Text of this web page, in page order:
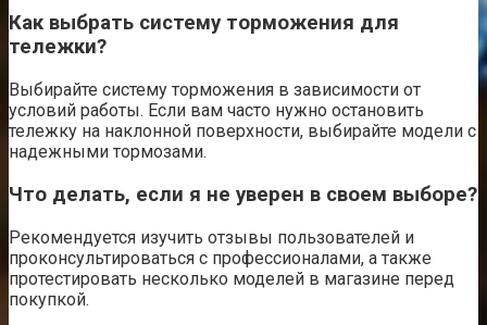
Как выбрать систему торможения для
тележки?
Выбирайте систему торможения в зависимости от
условий работы. Если вам часто нужно остановить
тележку на наклонной поверхности, выбирайте модели с
надежными тормозами.
Что делать, если я не уверен в своем выборе?
Рекомендуется изучить отзывы пользователей и
проконсультироваться с профессионалами, а также
протестировать несколько моделей в магазине перед
покупкой.